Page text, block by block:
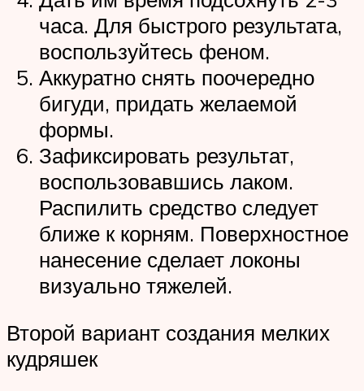
часа. Для быстрого результата,
воспользуйтесь феном.
Аккуратно снять поочередно
бигуди, придать желаемой
формы.
Зафиксировать результат,
воспользовавшись лаком.
Распилить средство следует
ближе к корням. Поверхностное
нанесение сделает локоны
визуально тяжелей.
Второй вариант создания мелких
кудряшек